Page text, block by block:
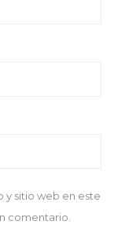
y sitio web en este
comentario.